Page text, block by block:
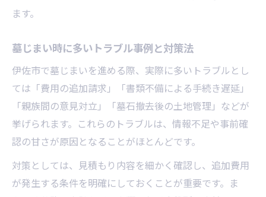
ます。
墓じまい時に多いトラブル事例と対策法
伊佐市で墓じまいを進める際、実際に多いトラブルとし
ては「費用の追加請求」「書類不備による手続き遅延」
「親族間の意見対立」「墓石撤去後の土地管理」などが
挙げられます。これらのトラブルは、情報不足や事前確
認の甘さが原因となることがほとんどです。
対策としては、見積もり内容を細かく確認し、追加費用
が発生する条件を明確にしておくことが重要です。ま